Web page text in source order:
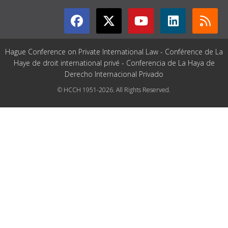
Hague Conference on Private International Law - Conférence de La
Haye de droit international privé - Conferencia de La Haya de
Derecho Internacional Privado
© HCCH 1951-2026. All Rights Reserved.